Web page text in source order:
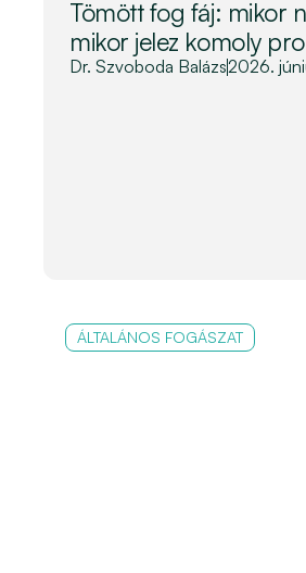
Tömött fog fáj: mikor
mikor jelez komoly
Dr. Szvoboda Balázs2026.
ÁLTALÁNOS FOGÁSZAT